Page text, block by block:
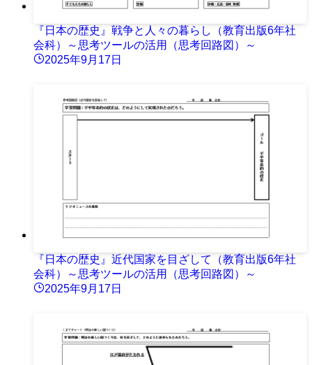
『日本の歴史』戦争と人々の暮らし（教育出版6年社
会科）～思考ツールの活用（思考回路図）～
2025年9月17日
『日本の歴史』近代国家を目ざして（教育出版6年社
会科）～思考ツールの活用（思考回路図）～
2025年9月17日